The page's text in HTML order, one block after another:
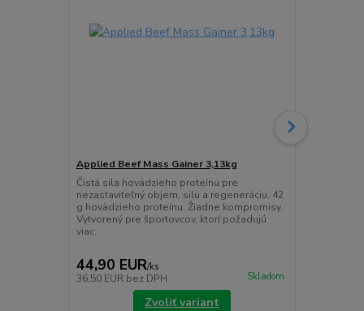
Applied Beef Mass Gainer 3,13kg
Čistá sila hovädzieho proteínu pre
nezastaviteľný objem, silu a regeneráciu. 42
g hovädzieho proteínu. Žiadne kompromisy.
Vytvorený pre športovcov, ktorí požadujú
viac.
44,90 EUR/ks
36,50 EUR bez DPH Skladom
Zvoliť variant